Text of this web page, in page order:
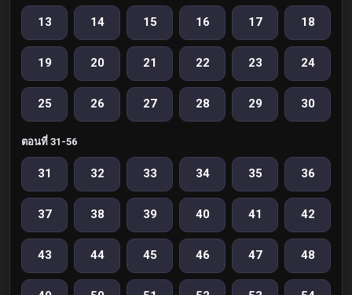
13 14 15 16 17 18
19 20 21 22 23 24
25 26 27 28 29 30
ตอนที่ 31-56
31 32 33 34 35 36
37 38 39 40 41 42
43 44 45 46 47 48